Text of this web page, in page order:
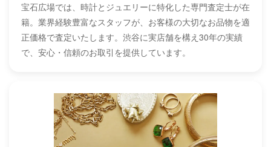
宝石広場では、時計とジュエリーに特化した専門査定士が在
籍。業界経験豊富なスタッフが、お客様の大切なお品物を適
正価格で査定いたします。渋谷に実店舗を構え30年の実績
で、安心・信頼のお取引を提供しています。